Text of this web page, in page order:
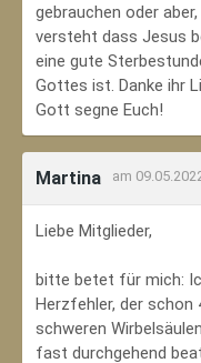
gebrauchen oder
versteht dass Jesus
eine gute
Gottes ist. Danke ihr
Gott segne Euch!
Martina am
Liebe Mitglieder,
bitte betet für mich:
Herzfehler, der schon
schweren
fast durchgehend